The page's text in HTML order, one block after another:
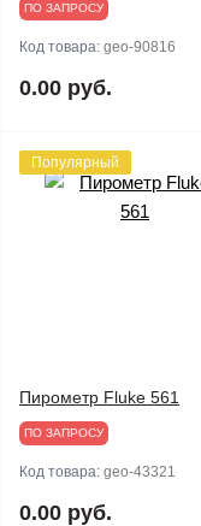
ПО ЗАПРОСУ
Код товара: geo-90816
0.00 руб.
Популярный
Пирометр Fluke 561
ПО ЗАПРОСУ
Код товара: geo-43321
0.00 руб.